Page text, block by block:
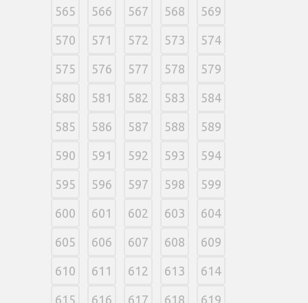
565 566 567 568 569
570 571 572 573 574
575 576 577 578 579
580 581 582 583 584
585 586 587 588 589
590 591 592 593 594
595 596 597 598 599
600 601 602 603 604
605 606 607 608 609
610 611 612 613 614
615 616 617 618 619